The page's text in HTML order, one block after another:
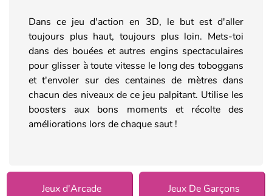
Dans ce jeu d'action en 3D, le but est d'aller
toujours plus haut, toujours plus loin. Mets-toi
dans des bouées et autres engins spectaculaires
pour glisser à toute vitesse le long des toboggans
et t'envoler sur des centaines de mètres dans
chacun des niveaux de ce jeu palpitant. Utilise les
boosters aux bons moments et récolte des
améliorations lors de chaque saut !
Jeux d'Arcade Jeux De Garçons